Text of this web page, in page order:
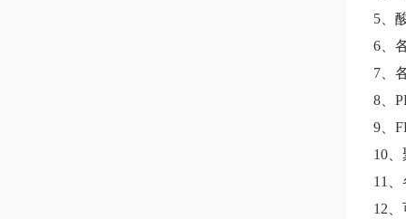
5、
6、
7、
8、
9、
10
11
12